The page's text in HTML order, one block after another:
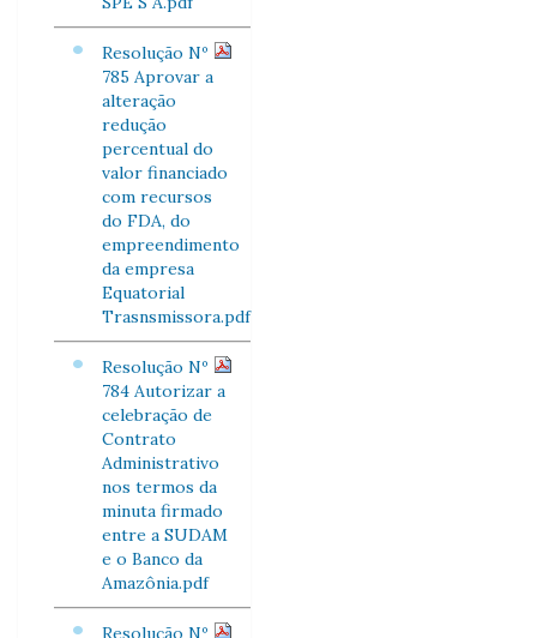
Resolução Nº
785 Aprovar a
alteração
redução
percentual do
valor financiado
com recursos
do FDA, do
empreendimento
da empresa
Equatorial
Trasnsmissora.pdf
Resolução Nº
784 Autorizar a
celebração de
Contrato
Administrativo
nos termos da
minuta firmado
entre a SUDAM
e o Banco da
Amazônia.pdf
Resolução Nº